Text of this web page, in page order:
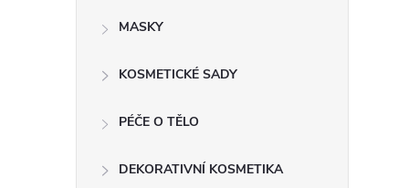
MASKY
KOSMETICKÉ SADY
PÉČE O TĚLO
DEKORATIVNÍ KOSMETIKA